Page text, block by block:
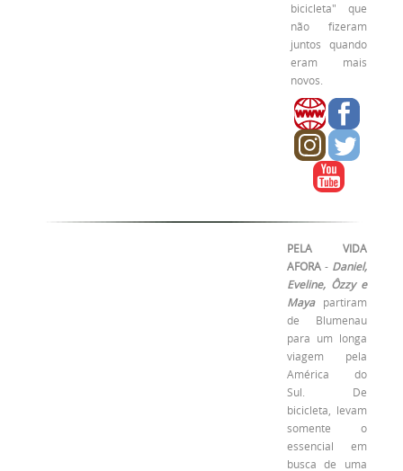
bicicleta" que
não fizeram
juntos quando
eram mais
novos.
PELA VIDA
AFORA - Daniel,
Eveline, Ôzzy e
Mayapartiram
de Blumenau
para um longa
viagem pela
América do
Sul. De
bicicleta, levam
somente o
essencial em
busca de uma